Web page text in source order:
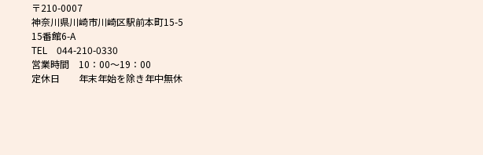
〒210-0007
神奈川県川崎市川崎区駅前本町15-5
15番館6-A
TEL 044-210-0330
営業時間 10：00～19：00
定休日 年末年始を除き年中無休